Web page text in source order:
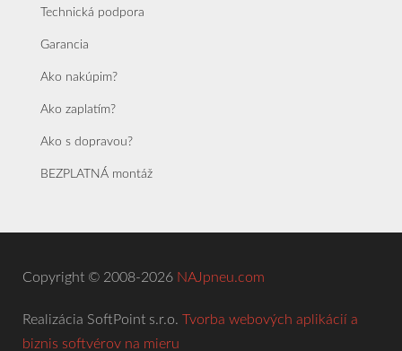
Technická podpora
Garancia
Ako nakúpim?
Ako zaplatím?
Ako s dopravou?
BEZPLATNÁ montáž
Copyright © 2008-2026 NAJpneu.com
Realizácia SoftPoint s.r.o. Tvorba webových aplikácií a
biznis softvérov na mieru